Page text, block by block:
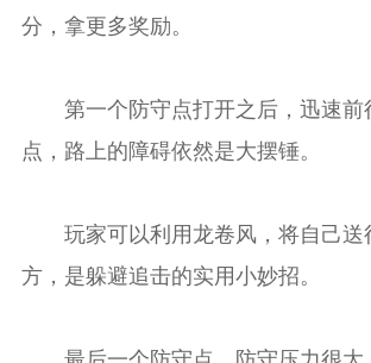
分，拿更多奖励。
第一个防守点打开之后，迅速前
点，路上的障碍依然是大摆锤。
玩家可以利用龙卷风，将自己送
方，是躲避追击的实用小妙招。